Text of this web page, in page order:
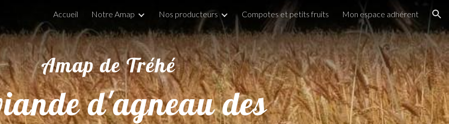
to main content Skip to navigation
Accueil Notre Amap Nos producteurs Compotes et petits fruits Mon espace adhérent
Amap de Tréhé
d'agneau des